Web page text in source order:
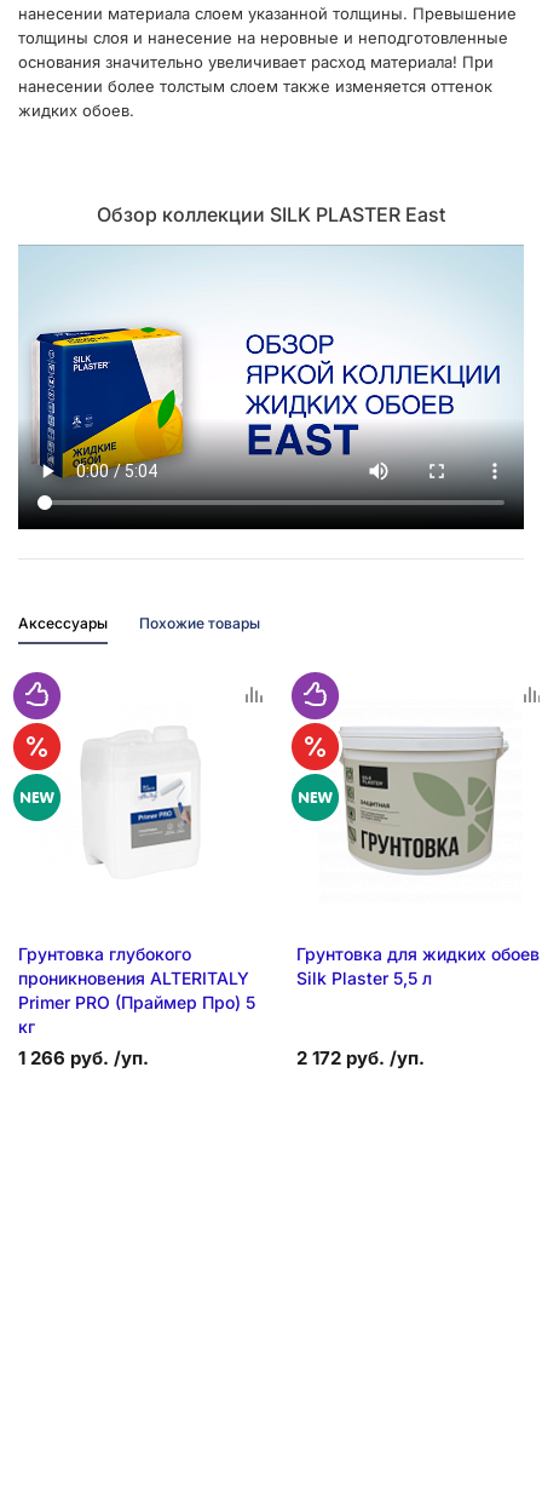
нанесении материала слоем указанной толщины. Превышение
толщины слоя и нанесение на неровные и неподготовленные
основания значительно увеличивает расход материала! При
нанесении более толстым слоем также изменяется оттенок
жидких обоев.
Обзор коллекции SILK PLASTER East
Аксессуары Похожие товары
Грунтовка глубокого
проникновения ALTERITALY
Primer PRO (Праймер Про) 5
кг
1 266 руб. /уп.
Грунтовка для жидких обоев
Silk Plaster 5,5 л
2 172 руб. /уп.